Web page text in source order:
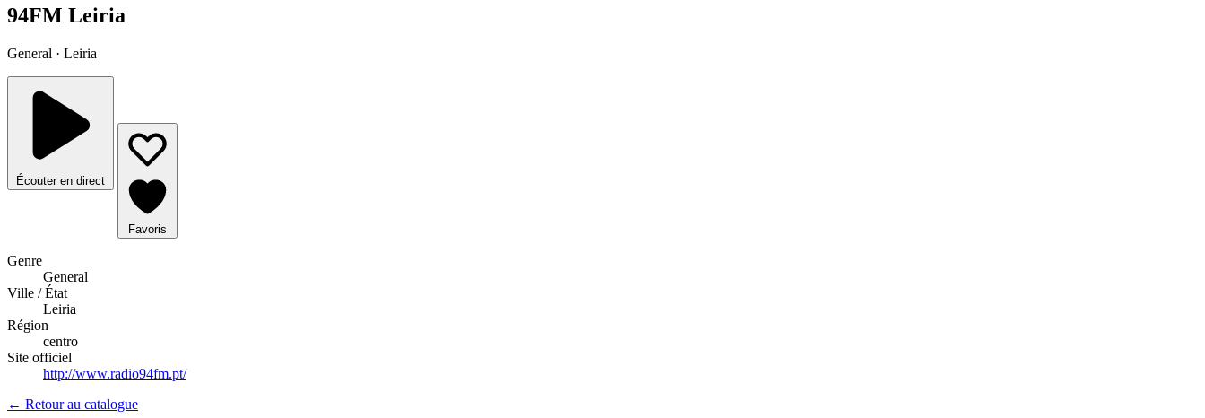
94FM Leiria
General · Leiria
Écouter en direct
Favoris
Genre
General
Ville / État
Leiria
Région
centro
Site officiel
http://www.radio94fm.pt/
← Retour au catalogue